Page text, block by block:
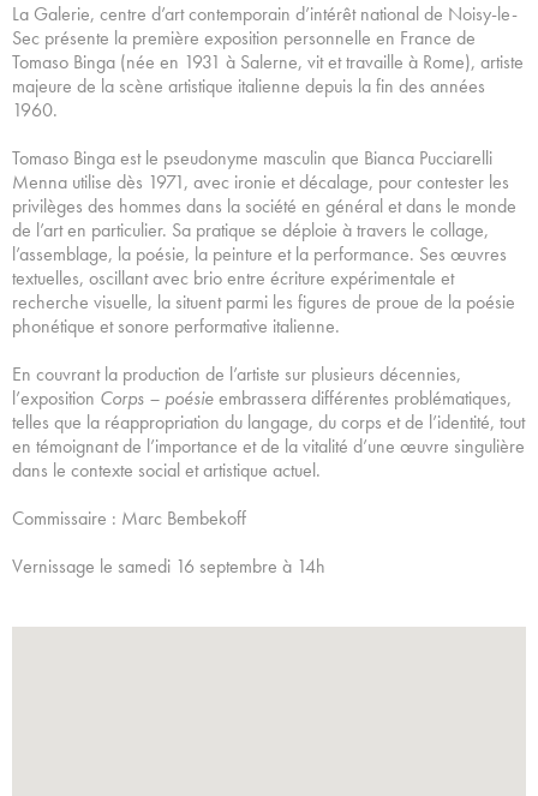
La Galerie, centre d’art contemporain d’intérêt national de Noisy-le-
Sec présente la première exposition personnelle en France de
Tomaso Binga (née en 1931 à Salerne, vit et travaille à Rome), artiste
majeure de la scène artistique italienne depuis la fin des années
1960.
Tomaso Binga est le pseudonyme masculin que Bianca Pucciarelli
Menna utilise dès 1971, avec ironie et décalage, pour contester les
privilèges des hommes dans la société en général et dans le monde
de l’art en particulier. Sa pratique se déploie à travers le collage,
l’assemblage, la poésie, la peinture et la performance. Ses œuvres
textuelles, oscillant avec brio entre écriture expérimentale et
recherche visuelle, la situent parmi les figures de proue de la poésie
phonétique et sonore performative italienne.
En couvrant la production de l’artiste sur plusieurs décennies,
l’exposition Corps – poésieembrassera différentes problématiques,
telles que la réappropriation du langage, du corps et de l’identité, tout
en témoignant de l’importance et de la vitalité d’une œuvre singulière
dans le contexte social et artistique actuel.
Commissaire : Marc Bembekoff
Vernissage le samedi 16 septembre à 14h